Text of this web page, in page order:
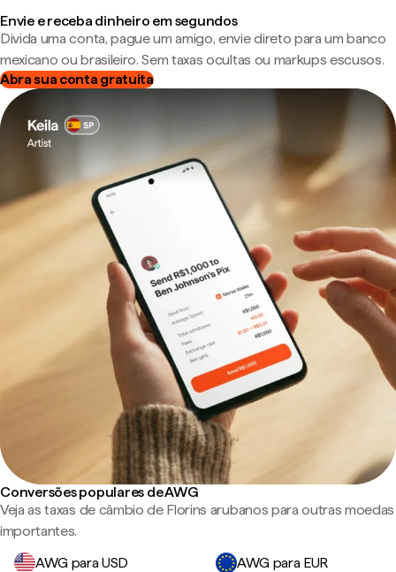
Envie e receba dinheiro em segundos
Divida uma conta, pague um amigo, envie direto para um banco
mexicano ou brasileiro. Sem taxas ocultas ou markups escusos.
Abra sua conta gratuita
Conversões populares de AWG
Veja as taxas de câmbio de Florins arubanos para outras moedas
importantes.
AWG para USD
AWG para EUR